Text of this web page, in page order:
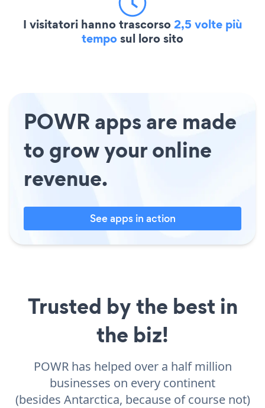
I visitatori hanno trascorso2,5 volte più
temposul loro sito
POWR apps are made
to grow your online
revenue.
See apps in action
Trusted by the best in
the biz!
POWR has helped over a half million
businesses on every continent
(besides Antarctica, because of course not)